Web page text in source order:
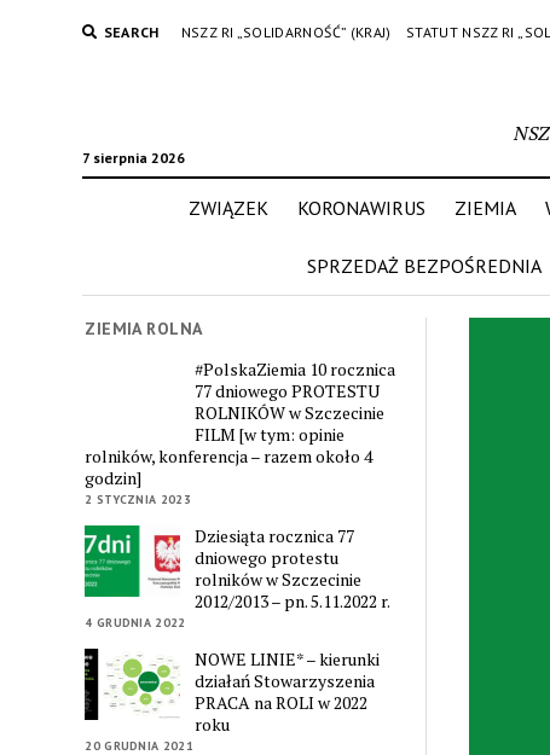
SEARCH NSZZ RI „SOLIDARNOŚĆ” (KRAJ) STATUT NSZZ RI
7 sierpnia 2026
ZWIĄZEK KORONAWIRUS ZIEMIA
SPRZEDAŻ BEZPOŚREDNIA
ZIEMIA ROLNA
#PolskaZiemia 10 rocznica
77 dniowego PROTESTU
ROLNIKÓW w Szczecinie
FILM [w tym: opinie
rolników, konferencja – razem około 4
godzin]
2 STYCZNIA 2023
Dziesiąta rocznica 77
dniowego protestu
rolników w Szczecinie
2012/2013 – pn. 5.11.2022 r.
4 GRUDNIA 2022
NOWE LINIE* – kierunki
działań Stowarzyszenia
PRACA na ROLI w 2022
roku
20 GRUDNIA 2021